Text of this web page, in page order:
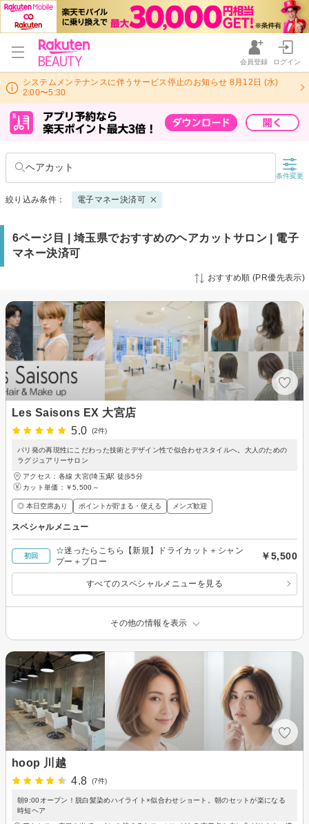
会員登録 ログイン
システムメンテナンスに伴うサービス停止のお知らせ 8月12日 (水)
2:00〜5:30
ヘアカット
条件変更
絞り込み条件： 電子マネー決済可
6ページ目 | 埼玉県でおすすめのヘアカットサロン | 電子
マネー決済可
おすすめ順 (PR優先表示)
Les Saisons EX 大宮店
5.0
(2件)
パリ発の再現性にこだわった技術とデザイン性で似合わせスタイルへ。大人のための
ラグジュアリーサロン
アクセス：各線 大宮(埼玉)駅 徒歩5分
カット単価： ￥5,500～
◎ 本日空席あり ポイントが貯まる・使える メンズ歓迎
スペシャルメニュー
初回
☆迷ったらこちら【新規】ドライカット＋シャン
プー＋ブロー
￥5,500
すべてのスペシャルメニューを見る
その他の情報を表示
hoop 川越
4.8
(7件)
朝9:00オープン！脱白髪染めハイライト×似合わせショート。朝のセットが楽になる
時短ヘア